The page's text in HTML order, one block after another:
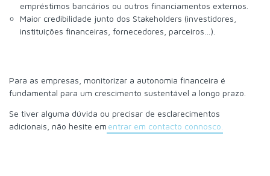
empréstimos bancários ou outros financiamentos externos.
Maior credibilidade junto dos Stakeholders (investidores,
instituições financeiras, fornecedores, parceiros…).
Para as empresas, monitorizar a autonomia financeira é
fundamental para um crescimento sustentável a longo prazo.
Se tiver alguma dúvida ou precisar de esclarecimentos
adicionais, não hesite em entrar em contacto connosco.